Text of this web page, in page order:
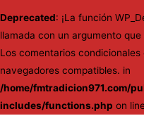
Deprecated: ¡La función
llamada con un argumento que
Los comentarios
navegadores compatibles. in
/home/fmtradicion971.com/
includes/functions.php on